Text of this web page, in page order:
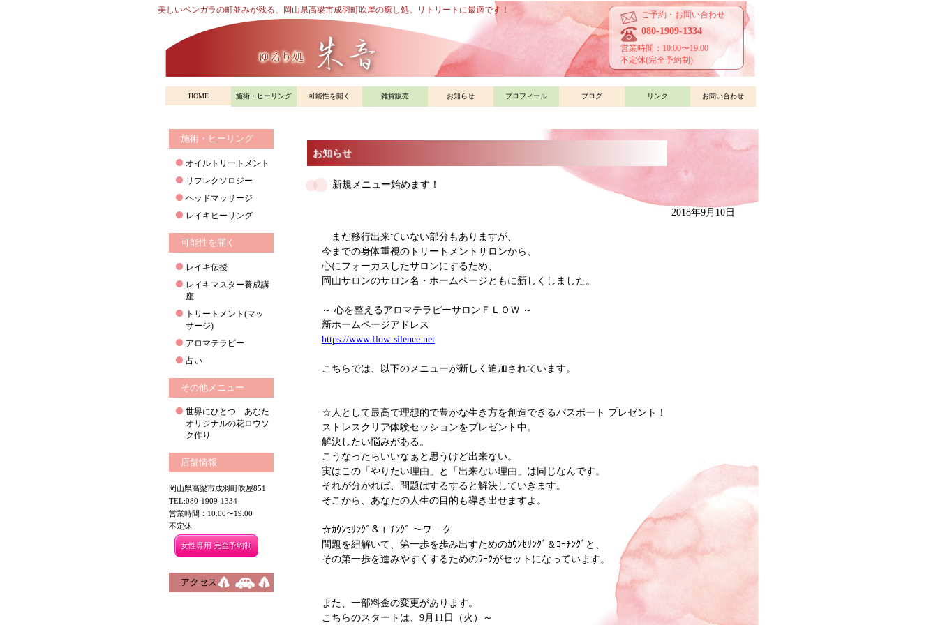
美しいベンガラの町並みが残る、岡山県高梁市成羽町吹屋の癒し処。リトリートに最適です！ ご予約・お問い合わせ
080-1909-1334
営業時間：10:00〜19:00
不定休(完全予約制)
HOME 施術・ヒーリング 可能性を開く 雑貨販売 お知らせ プロフィール ブログ リンク お問い合わせ
お知らせ
新規メニュー始めます！
2018年9月10日
まだ移行出来ていない部分もありますが、
今までの身体重視のトリートメントサロンから、
心にフォーカスしたサロンにするため、
岡山サロンのサロン名・ホームページともに新しくしました。
～ 心を整えるアロマテラピーサロンＦＬＯＷ ～
新ホームページアドレス
https://www.flow-silence.net
こちらでは、以下のメニューが新しく追加されています。
☆人として最高で理想的で豊かな生き方を創造できるパスポート プレゼント！
ストレスクリア体験セッションをプレゼント中。
解決したい悩みがある。
こうなったらいいなぁと思うけど出来ない。
実はこの「やりたい理由」と「出来ない理由」は同じなんです。
それが分かれば、問題はするすると解決していきます。
そこから、あなたの人生の目的も導き出せますよ。
☆ｶｳﾝｾﾘﾝｸﾞ＆ｺｰﾁﾝｸﾞ ～ワーク
問題を紐解いて、第一歩を歩み出すためのｶｳﾝｾﾘﾝｸﾞ＆ｺｰﾁﾝｸﾞと、
その第一歩を進みやすくするためのﾜｰｸがセットになっています。
また、一部料金の変更があります。
こちらのスタートは、9月11日（火）～
施術・ヒーリング
オイルトリートメント
リフレクソロジー
ヘッドマッサージ
レイキヒーリング
可能性を開く
レイキ伝授
レイキマスター養成講
座
トリートメント(マッ
サージ)
アロマテラピー
占い
その他メニュー
世界にひとつ あなた
オリジナルの花ロウソ
ク作り
店舗情報
岡山県高梁市成羽町吹屋851
TEL:080-1909-1334
営業時間：10:00〜19:00
不定休
女性専用 完全予約制
アクセス